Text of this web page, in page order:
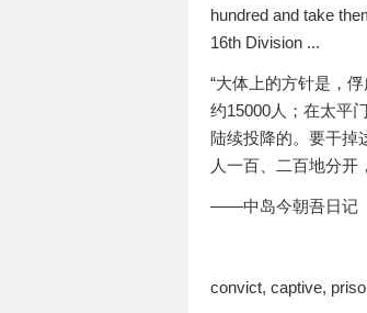
hundred and take
16th Division ...
“大体上的方针是，
约15000人；在太平
陆续投降的。要干掉
人一百、二百地分
——中岛今朝吾日记
convict, captive,